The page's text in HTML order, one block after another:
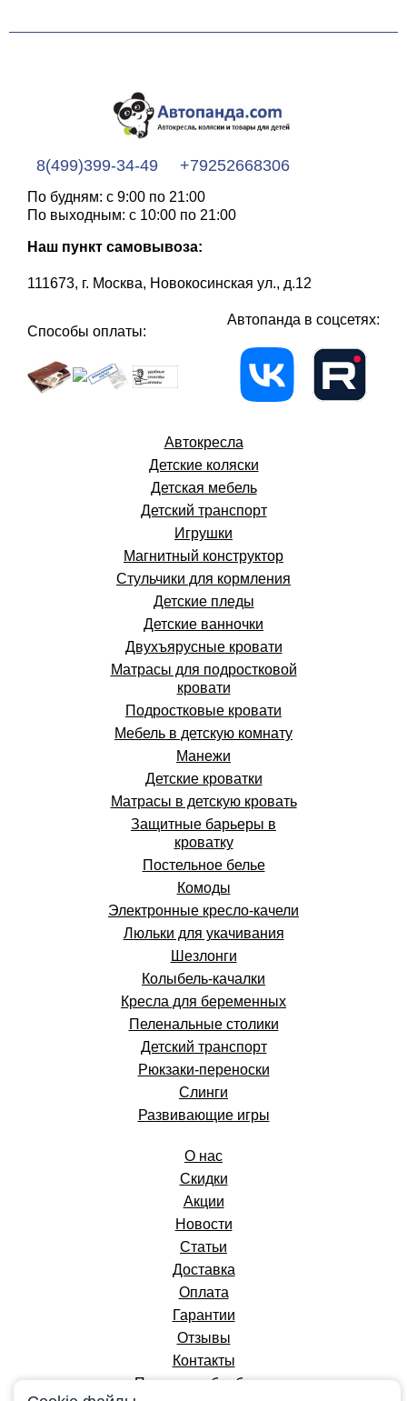
8(499)399-34-49 +79252668306
По будням: с 9:00 по 21:00
По выходным: с 10:00 по 21:00
Наш пункт самовывоза:
111673, г. Москва, Новокосинская ул., д.12
Способы оплаты:
Автопанда в соцсетях:
Автокресла
Детские коляски
Детская мебель
Детский транспорт
Игрушки
Магнитный конструктор
Стульчики для кормления
Детские пледы
Детские ванночки
Двухъярусные кровати
Матрасы для подростковой
кровати
Подростковые кровати
Мебель в детскую комнату
Манежи
Детские кроватки
Матрасы в детскую кровать
Защитные барьеры в
кроватку
Постельное белье
Комоды
Электронные кресло-качели
Люльки для укачивания
Шезлонги
Колыбель-качалки
Кресла для беременных
Пеленальные столики
Детский транспорт
Рюкзаки-переноски
Слинги
Развивающие игры
О нас
Скидки
Акции
Новости
Статьи
Доставка
Оплата
Гарантии
Отзывы
Контакты
Политика обработки